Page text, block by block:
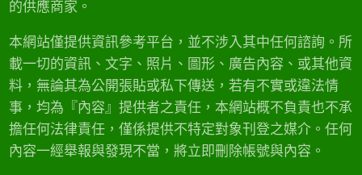
的供應商家。
本網站僅提供資訊參考平台，並不涉入其中任何諮詢。所
載一切的資訊、文字、照片、圖形、廣告內容、或其他資
料，無論其為公開張貼或私下傳送，若有不實或違法情
事，均為『內容』提供者之責任，本網站概不負責也不承
擔任何法律責任，僅係提供不特定對象刊登之媒介。任何
內容一經舉報與發現不當，將立即刪除帳號與內容。